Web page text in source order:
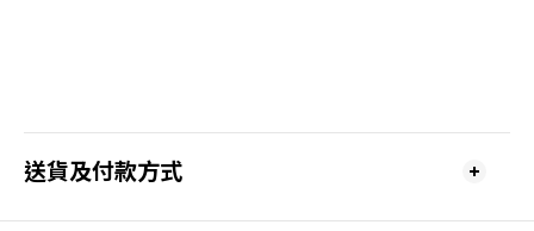
送貨及付款方式